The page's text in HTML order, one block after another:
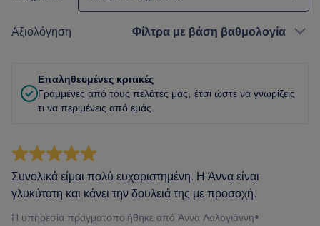
Αξιολόγηση Φίλτρα με βάση βαθμολογία
Επαληθευμένες κριτικές
Γραμμένες από τους πελάτες μας, έτσι ώστε να γνωρίζεις
τι να περιμένεις από εμάς.
Συνολικά είμαι πολύ ευχαριστημένη. Η Άννα είναι
γλυκύτατη και κάνει την δουλειά της με προσοχή.
Η υπηρεσία πραγματοποιήθηκε από Άννα Λαλογιάννη•